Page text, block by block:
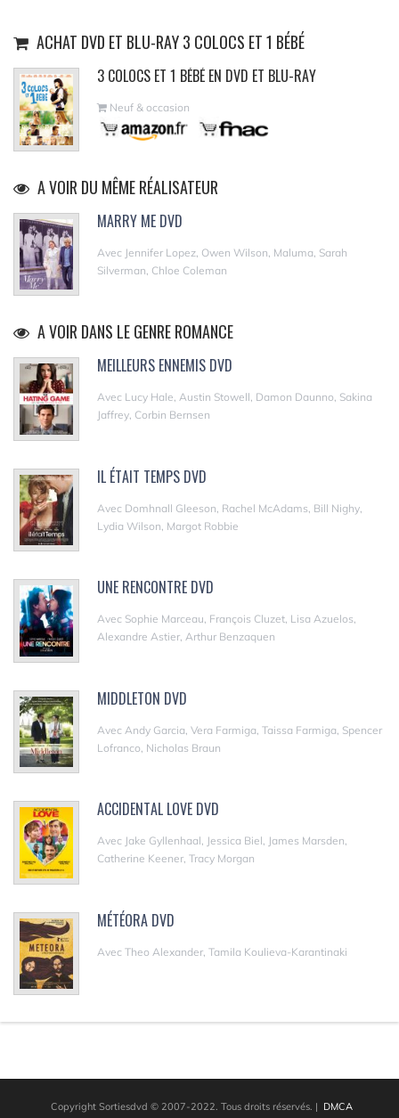
ACHAT DVD ET BLU-RAY 3 COLOCS ET 1 BÉBÉ
3 COLOCS ET 1 BÉBÉ EN DVD ET BLU-RAY
Neuf & occasion
A VOIR DU MÊME RÉALISATEUR
MARRY ME DVD
Avec Jennifer Lopez, Owen Wilson, Maluma, Sarah
Silverman, Chloe Coleman
A VOIR DANS LE GENRE ROMANCE
MEILLEURS ENNEMIS DVD
Avec Lucy Hale, Austin Stowell, Damon Daunno, Sakina
Jaffrey, Corbin Bernsen
IL ÉTAIT TEMPS DVD
Avec Domhnall Gleeson, Rachel McAdams, Bill Nighy,
Lydia Wilson, Margot Robbie
UNE RENCONTRE DVD
Avec Sophie Marceau, François Cluzet, Lisa Azuelos,
Alexandre Astier, Arthur Benzaquen
MIDDLETON DVD
Avec Andy Garcia, Vera Farmiga, Taissa Farmiga, Spencer
Lofranco, Nicholas Braun
ACCIDENTAL LOVE DVD
Avec Jake Gyllenhaal, Jessica Biel, James Marsden,
Catherine Keener, Tracy Morgan
MÉTÉORA DVD
Avec Theo Alexander, Tamila Koulieva-Karantinaki
Copyright Sortiesdvd © 2007-2022. Tous droits réservés. | DMCA